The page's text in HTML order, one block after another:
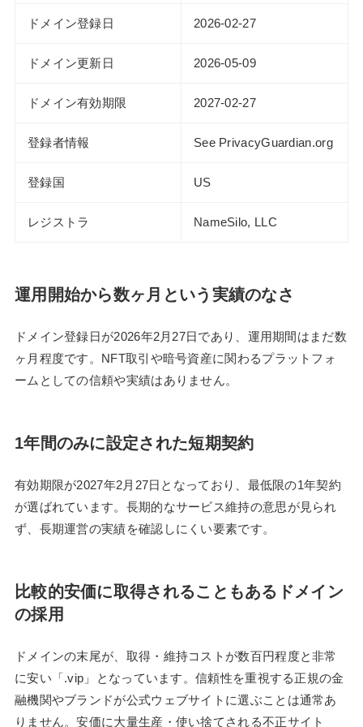
ドメイン登録日 2026-02-27
ドメイン更新日 2026-05-09
ドメイン有効期限 2027-02-27
登録者情報 See PrivacyGuardian.org
登録国 US
レジストラ NameSilo, LLC
運用開始から数ヶ月という実績のなさ
ドメイン登録日が2026年2月27日であり、運用期間はまだ数
ヶ月程度です。NFT取引や暗号資産に関わるプラットフォ
ームとしての信頼や実績はありません。
1年間のみに設定された短期契約
有効期限が2027年2月27日となっており、最低限の1年契約
が選ばれています。長期的なサービス維持の意思が見られ
ず、長期運営の実績を確認しにくい要素です。
比較的安価に取得されることもあるドメイン
の採用
ドメインの末尾が、取得・維持コストが数百円程度と非常
に安い「.vip」となっています。信頼性を重視する正規の金
融機関やブランドが公式ウェブサイトに選ぶことは通常あ
りません。安価に大量生産・使い捨てされる不正サイト